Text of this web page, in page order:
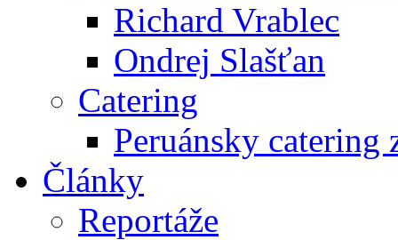
Richard Vrablec
Ondrej Slašťan
Catering
Peruánsky catering
Články
Reportáže